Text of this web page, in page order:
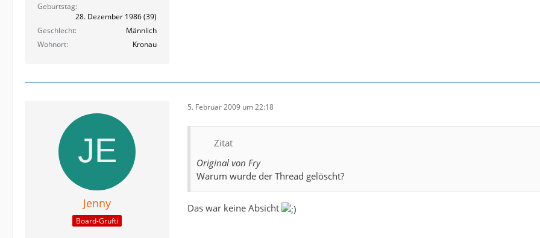
Geburtstag
28. Dezember 1986 (39)
Geschlecht
Männlich
Wohnort
Kronau
Jenny
Board-Grufti
5. Februar 2009 um 22:18
Zitat
Original von Fry
Warum wurde der Thread gelöscht?
Das war keine Absicht